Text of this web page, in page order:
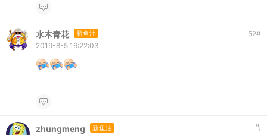
水木青花 新鱼油 52#
2019-8-5 16:22:03
zhungmeng 新鱼油